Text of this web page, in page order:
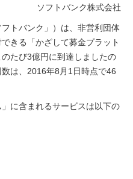
ソフトバンク株式会社
トバンク」）は、非営利団体
きる「かざして募金プラット
たび3億円に到達しましたの
は、2016年8月1日時点で46
に含まれるサービスは以下の